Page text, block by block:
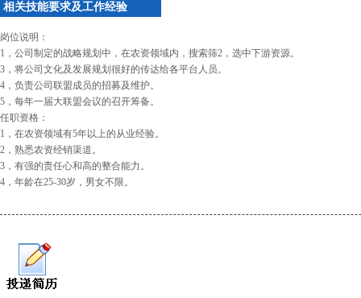
相关技能要求及工作经验
岗位说明：
1，公司制定的战略规划中，在农资领域内，搜索筛2，选中下游资源。
3，将公司文化及发展规划很好的传达给各平台人员。
4，负责公司联盟成员的招募及维护。
5，每年一届大联盟会议的召开筹备。
任职资格：
1，在农资领域有5年以上的从业经验。
2，熟悉农资经销渠道。
3，有强的责任心和高的整合能力。
4，年龄在25-30岁，男女不限。